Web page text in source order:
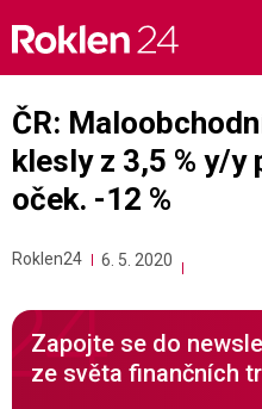
content
ČR:
klesly z 3,5 % y/y
oček. -12 %
Roklen24 6. 5. 2020
Zapojte se do
ze světa finančních